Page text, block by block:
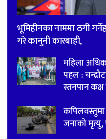
भूमिहीनका नाममा ठगी
गरे कानुनी कारबाही,
महिला
पहल :
स्तनपान
जनाको